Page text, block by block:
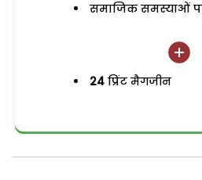
समाजिक समस्याओं
24 प्रिंट मैगजीन